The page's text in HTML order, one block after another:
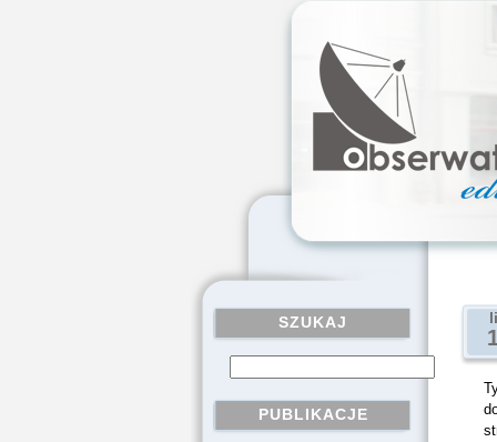
SZUKAJ
PUBLIKACJE